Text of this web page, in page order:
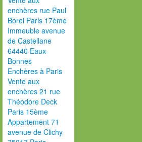
enchères rue Paul
Borel Paris 17ème
Immeuble avenue
de Castellane
64440 Eaux-
Bonnes
Enchères à Paris
Vente aux
enchères 21 rue
Théodore Deck
Paris 15ème
Appartement 71
avenue de Clichy